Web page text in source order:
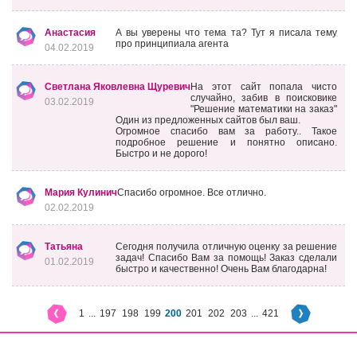
Анастасия
04.02.2019
А вы уверены что тема та? Тут я писала тему
про принципиала агента
Светлана Яковлевна Щуревич
03.02.2019
На этот сайт попала чисто
случайно, забив в поисковике
"Решение математики на заказ"
Один из предложенных сайтов был ваш.
Огромное спасибо вам за работу.. Такое
подробное решение и понятно описано.
Быстро и не дорого!
Мария Кулинич
02.02.2019
Спасибо огромное. Все отлично.
Татьяна
01.02.2019
Сегодня получила отличную оценку за решение
задач! Спасибо Вам за помощь! Заказ сделали
быстро и качественно! Очень Вам благодарна!
1 ... 197 198 199 200 201 202 203 ... 421